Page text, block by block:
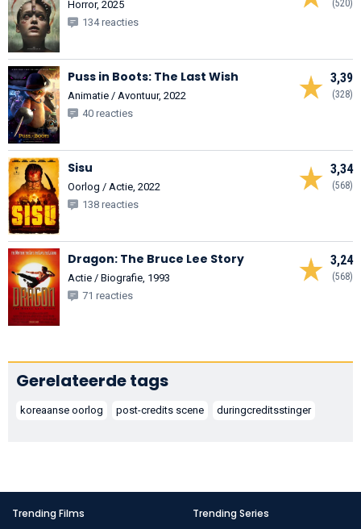
(520)
Horror, 2025
134 reacties
3,39
(328)
Puss in Boots: The Last Wish
Animatie / Avontuur, 2022
40 reacties
3,34
(568)
Sisu
Oorlog / Actie, 2022
138 reacties
3,24
(568)
Dragon: The Bruce Lee Story
Actie / Biografie, 1993
71 reacties
Gerelateerde tags
koreaanse oorlog post-credits scene duringcreditsstinger
Trending Films Trending Series